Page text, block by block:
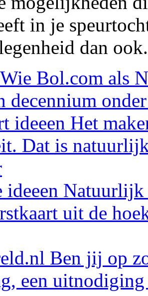
in je
dan ook.
Wie Bol.com als
decennium
ideeen Het
Dat is
Natuurlijk
uit de
Ben jij op
een